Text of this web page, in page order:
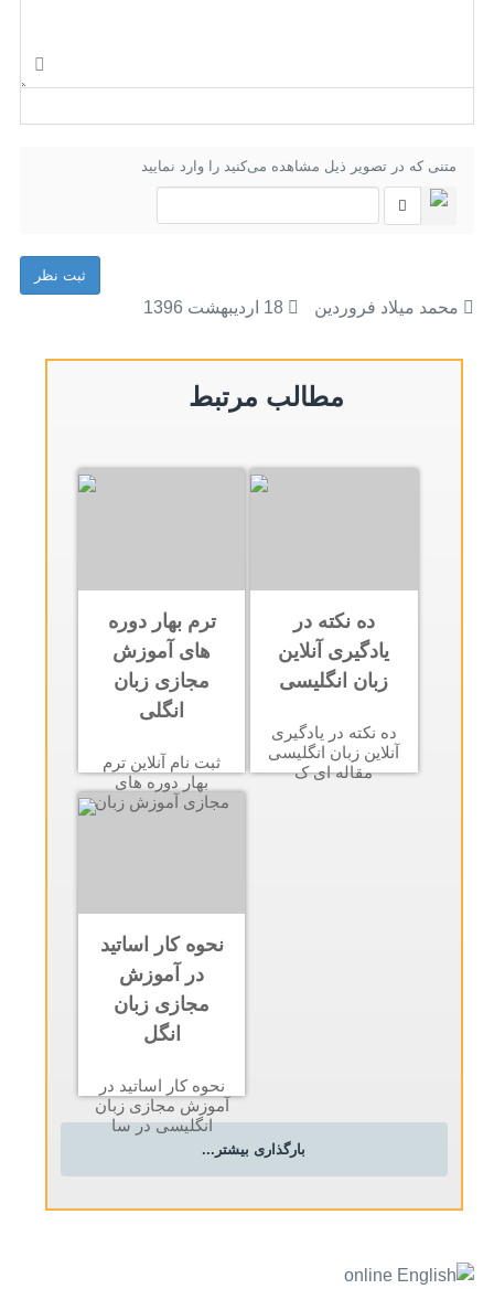
متنی که در تصویر ذیل مشاهده می‌کنید را وارد نمایید
ثبت نظر
محمد میلاد فروردین 18 ارديبهشت 1396
مطالب مرتبط
ترم بهار دوره
های آموزش
مجازی زبان
انگلی
ثبت نام آنلاین ترم
بهار دوره های
مجازی آموزش زبان
ده نکته در
یادگیری آنلاین
زبان انگلیسی
ده نکته در یادگیری
آنلاین زبان انگلیسی
مقاله ای ک
نحوه کار اساتید
در آموزش
مجازی زبان
انگل
نحوه کار اساتید در
آموزش مجازی زبان
انگلیسی در سا
بارگذاری بیشتر...